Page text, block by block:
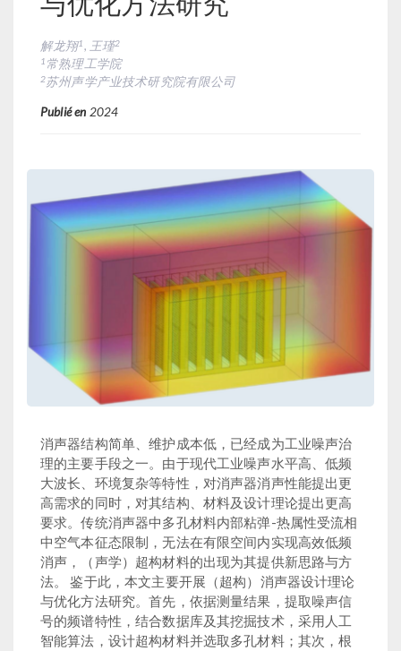
解龙翔1, 王瑾2
1 常熟理工学院
2苏州声学产业技术研究院有限公司
Publié en 2024
消声器结构简单、维护成本低，已经成为工业噪声治
理的主要手段之一。由于现代工业噪声水平高、低频
大波长、环境复杂等特性，对消声器消声性能提出更
高需求的同时，对其结构、材料及设计理论提出更高
要求。传统消声器中多孔材料内部粘弹-热属性受流相
中空气本征态限制，无法在有限空间内实现高效低频
消声，（声学）超构材料的出现为其提供新思路与方
法。 鉴于此，本文主要开展（超构）消声器设计理论
与优化方法研究。首先，依据测量结果，提取噪声信
号的频谱特性，结合数据库及其挖掘技术，采用人工
智能算法，设计超构材料并选取多孔材料；其次，根